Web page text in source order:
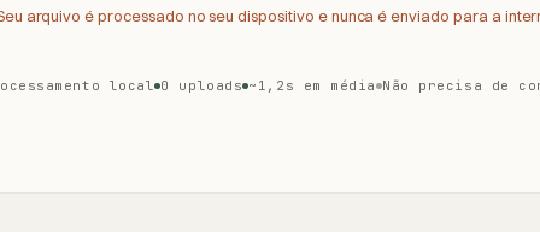
arquivo é processado no seu dispositivo e nunca é enviado para a
local 0 uploads ~1,2s em média Não precisa de